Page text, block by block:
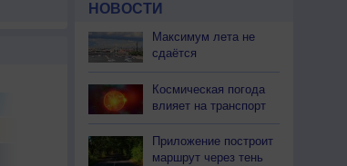
НОВОСТИ
Максимум лета не
сдаётся
Космическая погода
влияет на транспорт
Приложение построит
маршрут через тень